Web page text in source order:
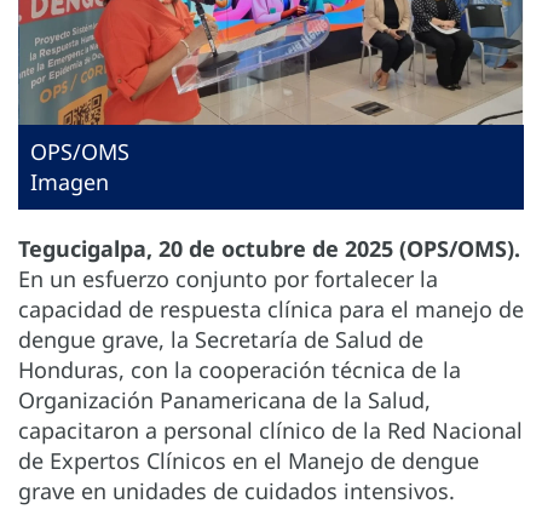
OPS/OMS
Imagen
Tegucigalpa, 20 de octubre de 2025 (OPS/OMS).
En un esfuerzo conjunto por fortalecer la
capacidad de respuesta clínica para el manejo de
dengue grave, la Secretaría de Salud de
Honduras, con la cooperación técnica de la
Organización Panamericana de la Salud,
capacitaron a personal clínico de la Red Nacional
de Expertos Clínicos en el Manejo de dengue
grave en unidades de cuidados intensivos.